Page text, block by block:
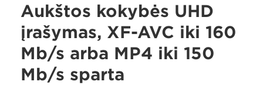
Aukštos kokybės UHD
įrašymas, XF-AVC iki 160
Mb/s arba MP4 iki 150
Mb/s sparta